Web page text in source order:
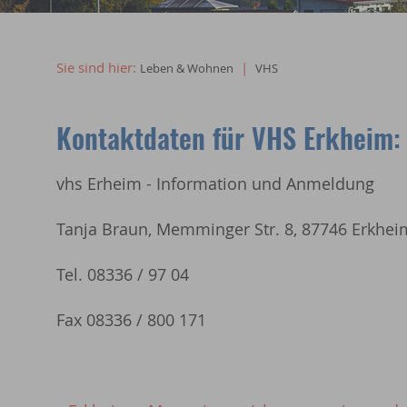
Sie sind hier: Leben & Wohnen | VHS
Kontaktdaten für VHS Erkheim:
vhs Erheim - Information und Anmeldung
Tanja Braun, Memminger Str. 8, 87746
Tel. 08336 / 97 04
Fax 08336 / 800 171